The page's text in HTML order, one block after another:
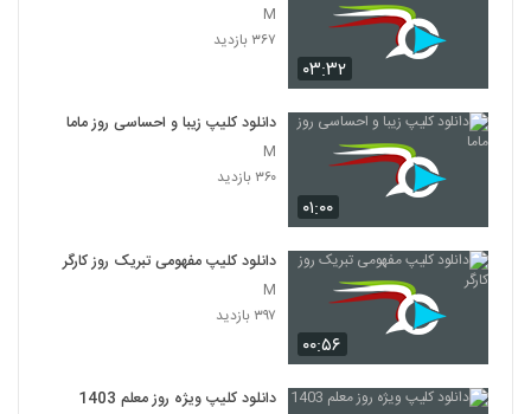
۰۳:۳۲
M
۳۶۷ بازدید
۰۱:۰۰
دانلود کلیپ زیبا و احساسی روز ماما
M
۳۶۰ بازدید
۰۰:۵۶
دانلود کلیپ مفهومی تبریک روز کارگر
M
۳۹۷ بازدید
دانلود کلیپ ویژه روز معلم 1403